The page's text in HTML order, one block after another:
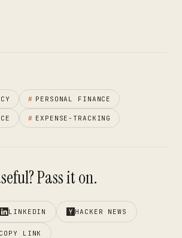
# PERSONAL FINANCE
# EXPENSE-TRACKING
Pass it on.
LINKEDIN HACKER NEWS
COPY LINK